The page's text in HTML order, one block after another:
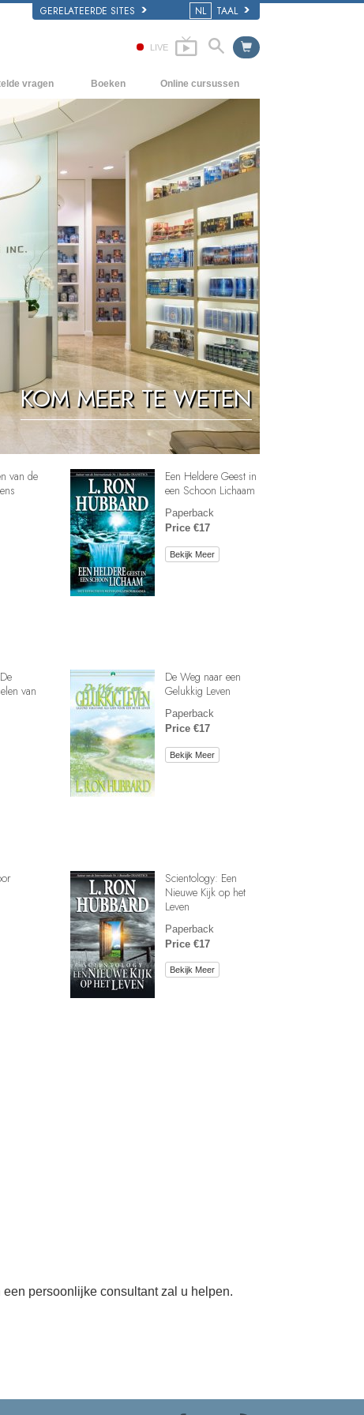
GERELATEERDE SITES NL TAAL
LIVE
vragen
en Grondbeginselen
Kerk
van Scientology
Boeken
Beginnersboeken
Luisterboeken
Introductielezingen
Films
Online cursussen
Hoe men Conflicten moet oplossen
De Drijfveren van het Bestaan
De Componenten van Begrip
Oplossingen voor een Gevaarlijke
Omgeving
Assisten voor Ziektes en Verwondingen
Integriteit en Eerlijkheid
Het Huwelijk
De Toonschaal van Emoties
Oplossingen voor het Drugsprobleem
Kinderen
Hulpmiddelen bij het Dagelijks Werk
Ethiek en de Condities
De Oorzaak van Onderdrukking
Feitenonderzoek
De Grondbeginselen van Organiseren
De Grondslagen van Public Relations
KOM MEER TE WETEN
van de
Een Heldere Geest in
een Schoon Lichaam
Paperback
Price €17
Bekijk Meer
van
De Weg naar een
Gelukkig Leven
Paperback
Price €17
Bekijk Meer
Scientology: Een
Nieuwe Kijk op het
Leven
Paperback
Price €17
Bekijk Meer
een persoonlijke consultant zal u helpen.